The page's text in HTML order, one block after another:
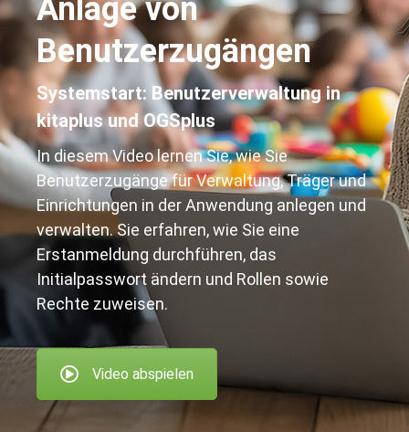
Anlage von
Benutzerzugängen
Systemstart: Benutzerverwaltung in
kitaplus und OGSplus
In diesem Video lernen Sie, wie Sie
Benutzerzugänge für Verwaltung, Träger und
Einrichtungen in der Anwendung anlegen und
verwalten. Sie erfahren, wie Sie eine
Erstanmeldung durchführen, das
Initialpasswort ändern und Rollen sowie
Rechte zuweisen.
Video abspielen